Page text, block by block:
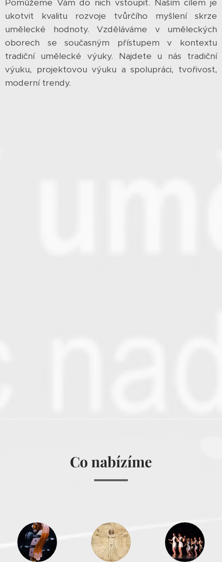
Pomůžeme Vám do nich vstoupit. Naším cílem je
ukotvit kvalitu rozvoje tvůrčího myšlení skrze
umělecké hodnoty. Vzděláváme v uměleckých
oborech se současným přístupem v kontextu
tradiční umělecké výuky. Najdete u nás tradiční
výuku, projektovou výuku a spolupráci, tvořivost,
moderní trendy.
Co nabízíme